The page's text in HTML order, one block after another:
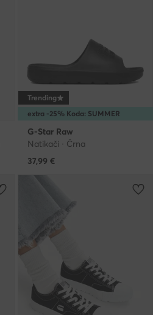
extra -25% Koda: SUMMER
Trending
G-Star Raw
Natikači · Črna
37,99 €